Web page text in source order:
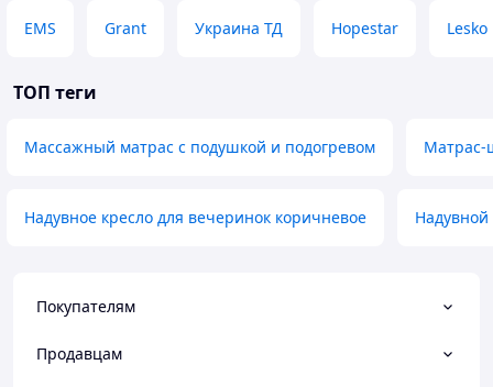
EMS Grant Украина ТД Hopestar Lesko
ТОП теги
Массажный матрас с подушкой и подогревом Матрас-
Надувное кресло для вечеринок коричневое
Покупателям
Продавцам